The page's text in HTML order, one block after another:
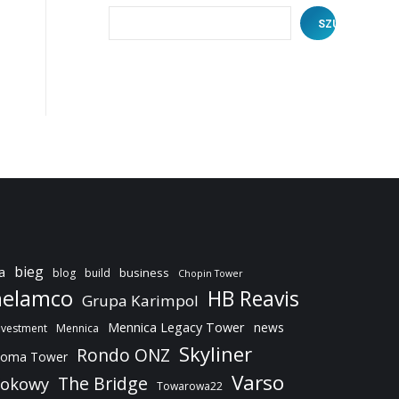
SZUKAJ
bieg blog build business Chopin Tower
Grupa Karimpol HB Reavis
Mennica Mennica Legacy Tower news
Tower Rondo ONZ Skyliner
The Bridge Towarowa22 Varso